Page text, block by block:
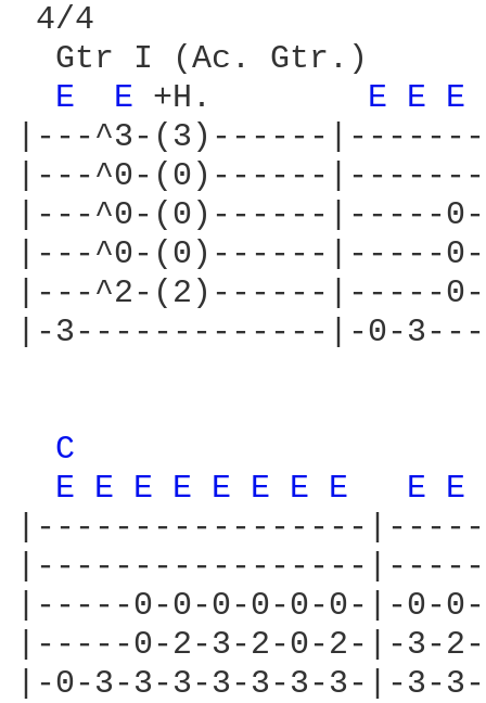
4/4
  Gtr I (Ac. Gtr.)
E
E +H. E E E
|---^3-(3)------
|---^0-(0)------
|---^0-(0)------|-----0-
|---^0-(0)------|-----0-
|---^2-(2)------|-----0-
|-3-------------|-0-
C
E E E E E E E E E E
|-----------------
|-----------------
|-----0-0-0-0-0-0-|-0-
|-----0-2-3-2-0-2-|-3-
|-0-3-3-3-3-3-3-3-|-3-